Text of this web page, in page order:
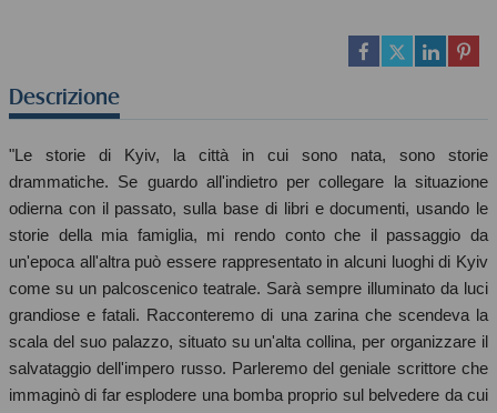
Descrizione
"Le storie di Kyiv, la città in cui sono nata, sono storie
drammatiche. Se guardo all'indietro per collegare la situazione
odierna con il passato, sulla base di libri e documenti, usando le
storie della mia famiglia, mi rendo conto che il passaggio da
un'epoca all'altra può essere rappresentato in alcuni luoghi di Kyiv
come su un palcoscenico teatrale. Sarà sempre illuminato da luci
grandiose e fatali. Racconteremo di una zarina che scendeva la
scala del suo palazzo, situato su un'alta collina, per organizzare il
salvataggio dell'impero russo. Parleremo del geniale scrittore che
immaginò di far esplodere una bomba proprio sul belvedere da cui